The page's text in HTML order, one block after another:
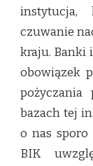
instytucja,
czuwanie
kraju. Banki
obowiązek
bazach tej
o nas sporo
BIK